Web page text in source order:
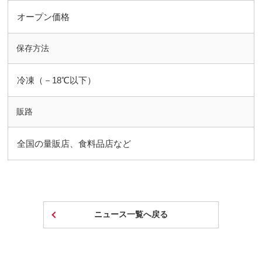
オープン価格
保存方法
冷凍（－18℃以下）
販路
全国の量販店、食料品店など
ニュース一覧へ戻る